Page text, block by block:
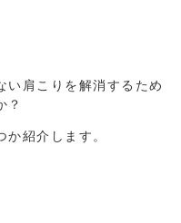
い肩こりを解消するため
？
紹介します。